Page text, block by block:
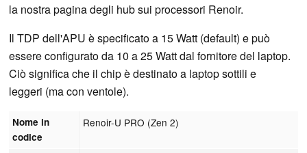
la nostra pagina degli hub sui processori Renoir.
Il TDP dell'APU è specificato a 15 Watt (default) e può
essere configurato da 10 a 25 Watt dal fornitore del laptop.
Ciò significa che il chip è destinato a laptop sottili e
leggeri (ma con ventole).
Nome in
codice
Renoir-U PRO (Zen 2)